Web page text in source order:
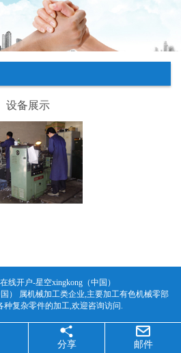
设备展示
线开户-星空xingkong（中国）
） 属机械加工类企业,主要加工有色机械零部
复杂零件的加工,欢迎咨询访问.
分享 邮件